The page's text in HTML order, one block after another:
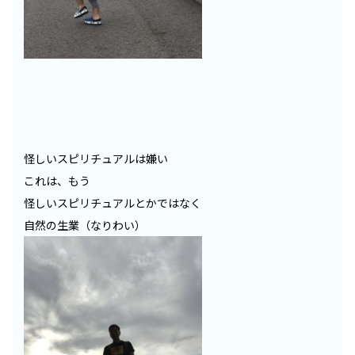
怪しいスピリチュアルは嫌い
これは、もう
怪しいスピリチュアルとかではなく
自然の生業（なりわい）